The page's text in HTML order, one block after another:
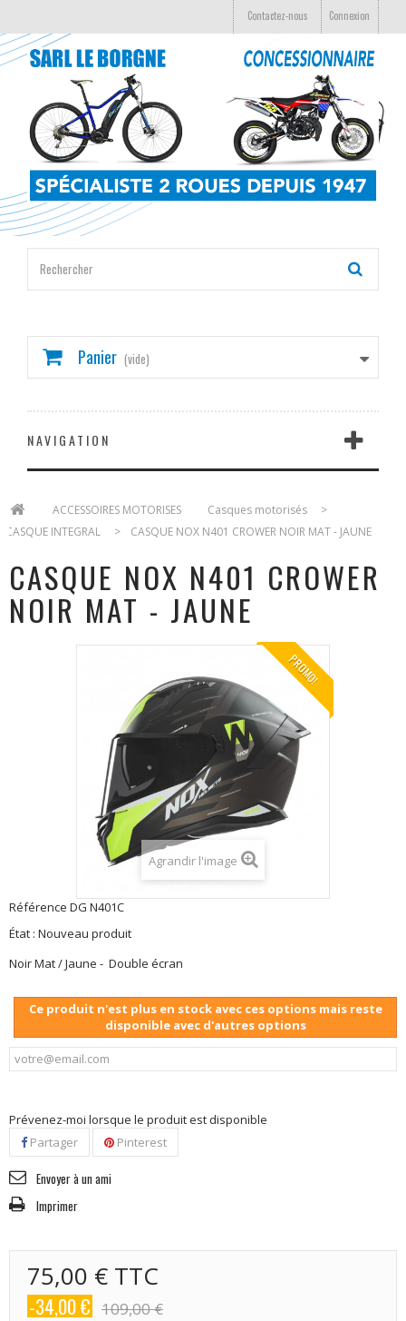
Connexion
Contactez-nous
Panier (vide)
NAVIGATION
ACCESSOIRES MOTORISES Casques motorisés
>
CASQUE INTEGRAL
> CASQUE NOX N401 CROWER NOIR MAT - JAUNE
CASQUE NOX N401 CROWER
NOIR MAT - JAUNE
PROMO!
Agrandir l'image
Référence DG N401C
État : Nouveau produit
Noir Mat / Jaune - Double écran
Ce produit n'est plus en stock avec ces options mais reste
disponible avec d'autres options
Prévenez-moi lorsque le produit est disponible
Partager
Pinterest
Envoyer à un ami
Imprimer
75,00 € TTC
-34,00 € 109,00 €